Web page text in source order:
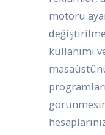
motoru
kullanımı